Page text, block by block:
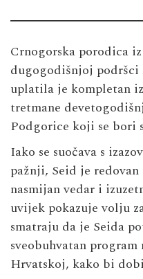
Crnogorska porodica
dugogodišnjoj podršci
uplatila je kompletan
tretmane
Podgorice koji se bori
Iako se suočava s
pažnji, Seid je
nasmijan vedar i
uvijek pokazuje volju
smatraju da je Seida
sveobuhvatan
Hrvatskoj, kako bi